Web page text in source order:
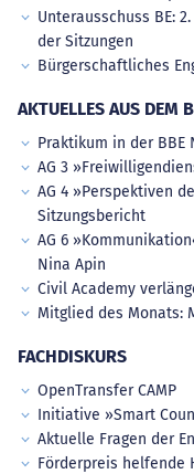
Unterausschuss BE:
der Sitzungen
Bürgerschaftliches
AKTUELLES AUS DEM
Praktikum in der
AG 3
AG 4 »Perspektiven
Sitzungsbericht
AG 6
Nina Apin
Civil Academy
Mitglied des Monats:
FACHDISKURS
OpenTransfer CAMP
Initiative »Smart
Aktuelle Fragen der
Förderpreis helfende